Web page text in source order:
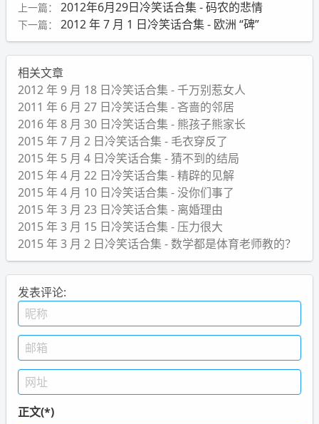
上一篇： 2012年6月29日冷笑话合集 - 码农的悲情
下一篇： 2012 年 7 月 1 日冷笑话合集 - 欧洲 “碑”
相关文章
2012 年 9 月 18 日冷笑话合集 - 千万别惹女人
2011 年 6 月 27 日冷笑话合集 - 吝啬的邻居
2016 年 8 月 30 日冷笑话合集 - 熊孩子熊家长
2015 年 7 月 2 日冷笑话合集 - 毛衣穿反了
2015 年 5 月 4 日冷笑话合集 - 猜不到的结局
2015 年 4 月 22 日冷笑话合集 - 精辟的见解
2015 年 4 月 10 日冷笑话合集 - 没你们事了
2015 年 3 月 23 日冷笑话合集 - 离婚理由
2015 年 3 月 15 日冷笑话合集 - 压力很大
2015 年 3 月 2 日冷笑话合集 - 数学都是体育老师教的？
发表评论:
正文(*)